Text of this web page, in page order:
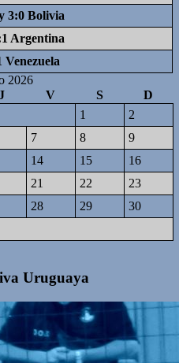
3:0 Bolivia
Argentina
Venezuela
2026
V S
D
1
2
7 8
9
14 15
16
21 22
23
28 29
30
Uruguaya